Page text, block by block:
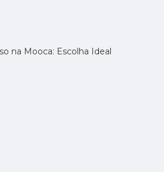
na Mooca: Escolha Ideal